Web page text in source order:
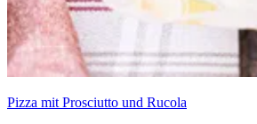
Pizza mit Prosciutto und Rucola